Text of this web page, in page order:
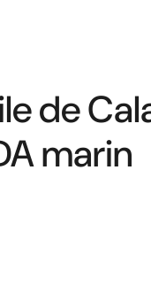
de
marin